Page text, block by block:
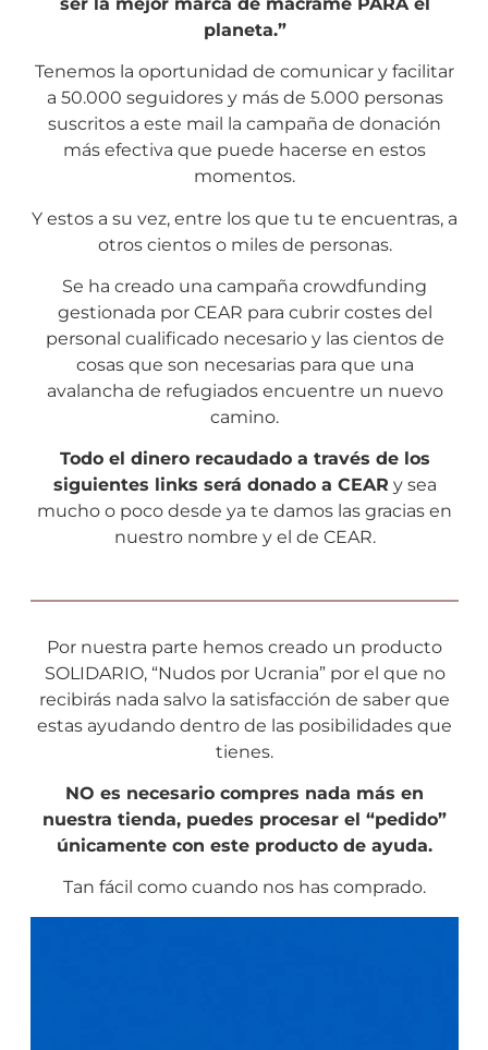
planeta.”
Tenemos la oportunidad de comunicar y facilitar
a 50.000 seguidores y más de 5.000 personas
suscritos a este mail la campaña de donación
más efectiva que puede hacerse en estos
momentos.
Y estos a su vez, entre los que tu te encuentras, a
otros cientos o miles de personas.
Se ha creado una campaña crowdfunding
gestionada por CEAR para cubrir costes del
personal cualificado necesario y las cientos de
cosas que son necesarias para que una
avalancha de refugiados encuentre un nuevo
camino.
Todo el dinero recaudado a través de los
siguientes links será donado a CEAR y sea
mucho o poco desde ya te damos las gracias en
nuestro nombre y el de CEAR.
Por nuestra parte hemos creado un producto
SOLIDARIO, “Nudos por Ucrania” por el que no
recibirás nada salvo la satisfacción de saber que
estas ayudando dentro de las posibilidades que
tienes.
NO es necesario compres nada más en
nuestra tienda, puedes procesar el “pedido”
únicamente con este producto de ayuda.
Tan fácil como cuando nos has comprado.